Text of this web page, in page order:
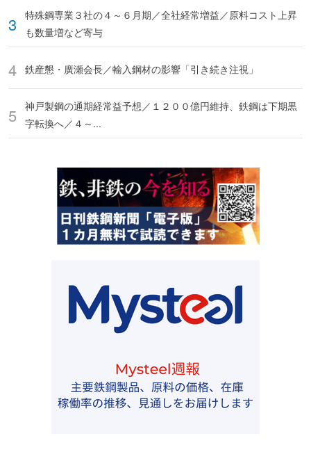
特殊鋼専業３社の４～６月期／全社経常増益／原料コスト上昇
も数量増など寄与
鉄産懇・廣瀬会長／輸入鋼材の影響「引き続き注視」
神戸製鋼の通期経常益予想／１２００億円維持、鉄鋼は下期黒
字転換へ／４～...